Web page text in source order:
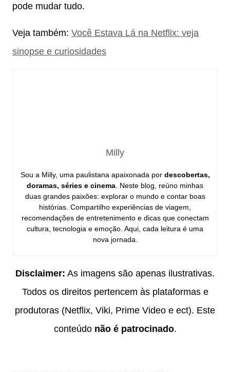
pode mudar tudo.
Veja também: Você Estava Lá na Netflix: veja
sinopse e curiosidades
Milly
Sou a Milly, uma paulistana apaixonada por descobertas,
doramas, séries e cinema . Neste blog, reúno minhas
duas grandes paixões: explorar o mundo e contar boas
histórias. Compartilho experiências de viagem,
recomendações de entretenimento e dicas que conectam
cultura, tecnologia e emoção. Aqui, cada leitura é uma
nova jornada.
Disclaimer: As imagens são apenas ilustrativas.
Todos os direitos pertencem às plataformas e
produtoras (Netflix, Viki, Prime Video e ect). Este
conteúdo não é patrocinado.